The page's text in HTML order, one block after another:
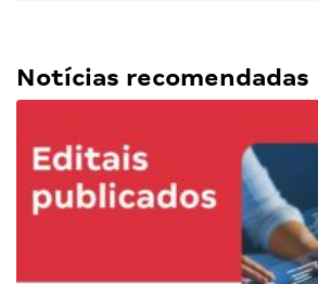
Notícias recomendadas